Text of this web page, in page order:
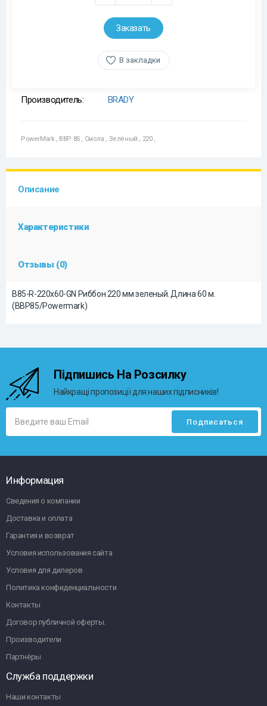
Заказать
В закладки
Производитель: BRADY
PowerMark , BBP 85 , Смола , Зелёный , 220 ,
Описание
Характеристики
Отзывы (0)
B85-R-220x60-GN Риббон 220 мм зеленый. Длина 60 м.
(BBP85/Powermark)
Підпишись На Розсилку
Найкращі пропозиції для наших підписників!
Информация
Сведения о компании
Доставка и оплата
Гарантия и возврат
Условия использования сайта
Условия для дилеров
Политика конфиденциальности
Контакты
Договор публичной оферты.
Производители
Партнёры
Служба поддержки
Наши контакты